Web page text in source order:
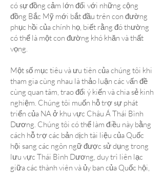
có sự đồng cảm lớn đối với những cộng
đồng Bắc Mỹ mới bắt đầu trên con đường
phục hồi của chính họ, biết rằng đó thường
có thể là một con đường khó khăn và thất
vọng.
Một số mục tiêu và ưu tiên của chúng tôi khi
tham gia cùng nhau là thảo luận các vấn đề
cùng quan tâm, trao đổi ý kiến và chia sẻ kinh
nghiệm. Chúng tôi muốn hỗ trợ sự phát
triển của NA ở khu vực Châu Á Thái Bình
Dương. Chúng tôi có thể làm điều này bằng
cách hỗ trợ các bản dịch tài liệu của Quốc
hội sang các ngôn ngữ được sử dụng trong
lưu vực Thái Bình Dương, duy trì liên lạc
giữa các thành viên và ủy ban của Quốc hội,